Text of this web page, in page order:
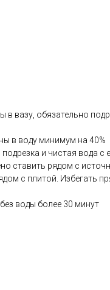
в вазу, обязательно
в воду минимум на 40%
и чистая вода
ставить рядом с
с плитой. Избегать
воды более 30 минут